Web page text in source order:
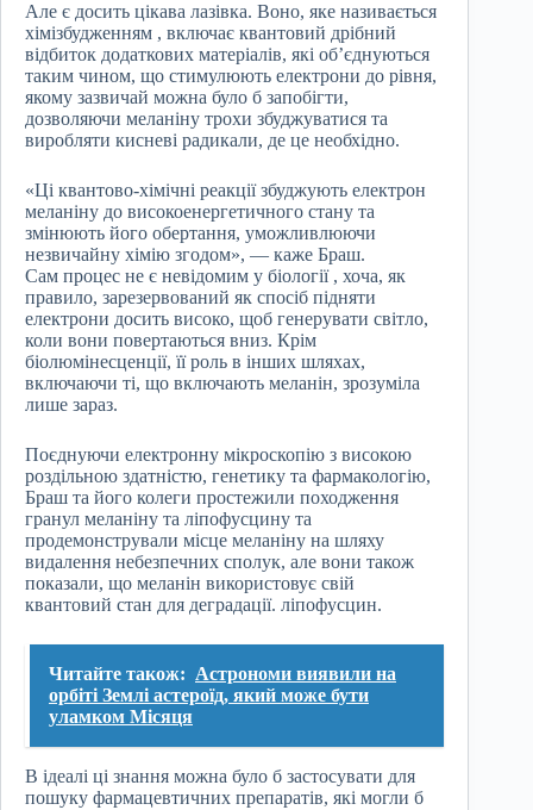
Але є досить цікава лазівка. Воно, яке називається
хімізбудженням , включає квантовий дрібний
відбиток додаткових матеріалів, які об’єднуються
таким чином, що стимулюють електрони до рівня,
якому зазвичай можна було б запобігти,
дозволяючи меланіну трохи збуджуватися та
виробляти кисневі радикали, де це необхідно.
«Ці квантово-хімічні реакції збуджують електрон
меланіну до високоенергетичного стану та
змінюють його обертання, уможливлюючи
незвичайну хімію згодом», — каже Браш.
Сам процес не є невідомим у біології , хоча, як
правило, зарезервований як спосіб підняти
електрони досить високо, щоб генерувати світло,
коли вони повертаються вниз. Крім
біолюмінесценції, її роль в інших шляхах,
включаючи ті, що включають меланін, зрозуміла
лише зараз.
Поєднуючи електронну мікроскопію з високою
роздільною здатністю, генетику та фармакологію,
Браш та його колеги простежили походження
гранул меланіну та ліпофусцину та
продемонстрували місце меланіну на шляху
видалення небезпечних сполук, але вони також
показали, що меланін використовує свій
квантовий стан для деградації. ліпофусцин.
Читайте також: Астрономи виявили на
орбіті Землі астероїд, який може бути
уламком Місяця
В ідеалі ці знання можна було б застосувати для
пошуку фармацевтичних препаратів, які могли б